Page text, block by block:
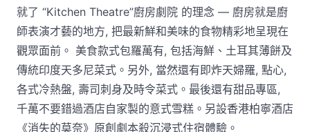
就了 “Kitchen Theatre”廚房劇院 的理念 — 廚房就是廚
師表演才藝的地方, 把最新鮮和美味的食物精彩地呈現在
觀眾面前。 美食款式包羅萬有, 包括海鮮、土耳其薄餅及
傳統印度天多尼菜式。另外, 當然還有即炸天婦羅, 點心,
各式冷熱盤, 壽司刺身及時令菜式。最後還有甜品專區,
千萬不要錯過酒店自家製的意式雪糕。另設香港柏寧酒店
《消失的莫奈》原創劇本殺沉浸式住宿體驗。